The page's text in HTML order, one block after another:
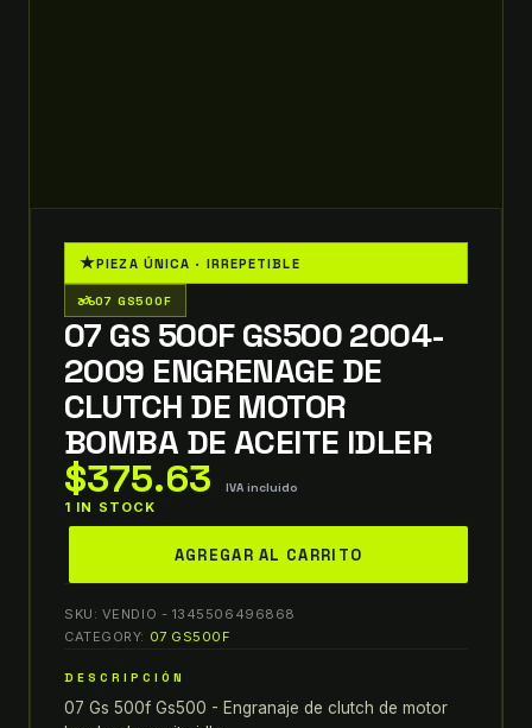
★PIEZA ÚNICA · IRREPETIBLE
two_wheeler07 GS500F
07 GS 500F GS500 2004-
2009 ENGRENAGE DE
CLUTCH DE MOTOR
BOMBA DE ACEITE IDLER
$375.63 IVA incluido
1 IN STOCK
GS500
2009
ENGRENAGE
AGREGAR AL CARRITO
SKU: VENDIO - 1345506496868
CATEGORY: 07 GS500F
DESCRIPCIÓN
07 Gs 500f Gs500 - Engranaje de clutch de motor